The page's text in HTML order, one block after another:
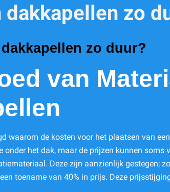
dakkapellen zo
zo duur?
van
waarom de kosten voor het plaatsen van
onder het dak, maar de prijzen kunnen
Deze zijn aanzienlijk gestegen;
toename van 40% in prijs. Deze